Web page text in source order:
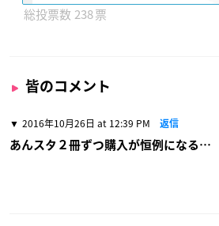
238
皆のコメント
2016年10月26日 at 12:39 PM 返信
あんスタ２冊ずつ購入が恒例になる…